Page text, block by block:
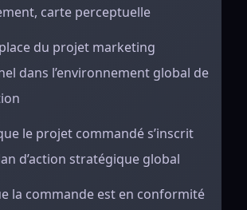
carte perceptuelle
du projet marketing
dans l’environnement global de
le projet commandé s’inscrit
d’action stratégique global
la commande est en conformité